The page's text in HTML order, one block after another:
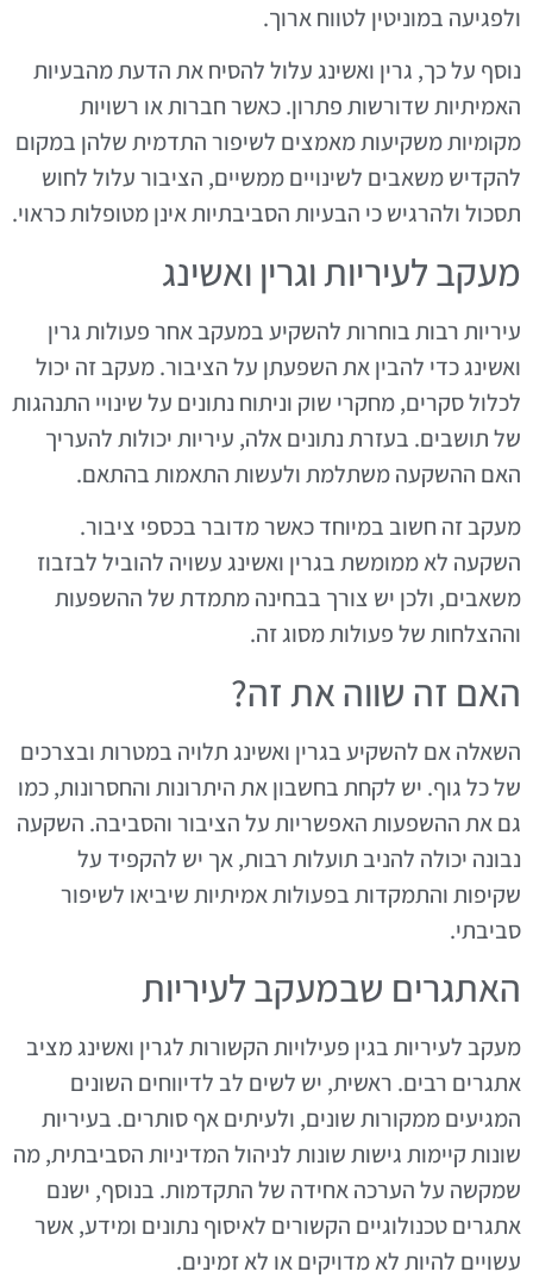
ולפגיעה במוניטין לטווח ארוך.
נוסף על כך, גרין ואשינג עלול להסיח את הדעת מהבעיות
האמיתיות שדורשות פתרון. כאשר חברות או רשויות
מקומיות משקיעות מאמצים לשיפור התדמית שלהן במקום
להקדיש משאבים לשינויים ממשיים, הציבור עלול לחוש
תסכול ולהרגיש כי הבעיות הסביבתיות אינן מטופלות כראוי.
מעקב לעיריות וגרין ואשינג
עיריות רבות בוחרות להשקיע במעקב אחר פעולות גרין
ואשינג כדי להבין את השפעתן על הציבור. מעקב זה יכול
לכלול סקרים, מחקרי שוק וניתוח נתונים על שינויי התנהגות
של תושבים. בעזרת נתונים אלה, עיריות יכולות להעריך
האם ההשקעה משתלמת ולעשות התאמות בהתאם.
מעקב זה חשוב במיוחד כאשר מדובר בכספי ציבור.
השקעה לא ממומשת בגרין ואשינג עשויה להוביל לבזבוז
משאבים, ולכן יש צורך בבחינה מתמדת של ההשפעות
וההצלחות של פעולות מסוג זה.
האם זה שווה את זה?
השאלה אם להשקיע בגרין ואשינג תלויה במטרות ובצרכים
של כל גוף. יש לקחת בחשבון את היתרונות והחסרונות, כמו
גם את ההשפעות האפשריות על הציבור והסביבה. השקעה
נבונה יכולה להניב תועלות רבות, אך יש להקפיד על
שקיפות והתמקדות בפעולות אמיתיות שיביאו לשיפור
סביבתי.
האתגרים שבמעקב לעיריות
מעקב לעיריות בגין פעילויות הקשורות לגרין ואשינג מציב
אתגרים רבים. ראשית, יש לשים לב לדיווחים השונים
המגיעים ממקורות שונים, ולעיתים אף סותרים. בעיריות
שונות קיימות גישות שונות לניהול המדיניות הסביבתית, מה
שמקשה על הערכה אחידה של התקדמות. בנוסף, ישנם
אתגרים טכנולוגיים הקשורים לאיסוף נתונים ומידע, אשר
עשויים להיות לא מדויקים או לא זמינים.